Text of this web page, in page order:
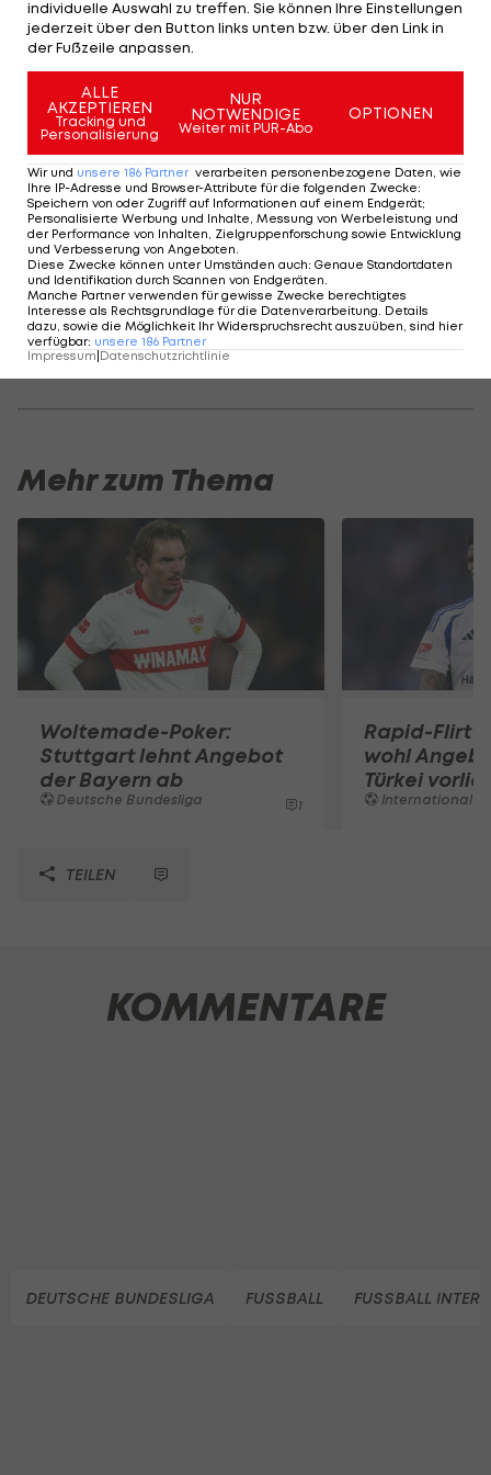
wurde zuletzt auch immer wieder mit dem FC
Bayern München in Verbindung gebracht, der
Franzose entschied sich jedoch für einen Wechsel
nach Leverkusen.
"Dass sich ein derart umworbener Jungprofi trotz
namhafter Konkurrenz für uns entschieden hat,
sagt eine Menge aus über Bayer 04 Leverkusen",
sagt Sport-Geschäftsführer Rudi Völler.
"Internationale Top-Talente wie Amine wissen,
dass sie hier Spielzeit bekommen und sich früh
auf höchstem Niveau bewähren und entwickeln
Mehr zum Thema
Woltemade-Poker:
Stuttgart lehnt Angebot
der Bayern ab
Deutsche Bundesliga 1
Rapid-Flirt
wohl
Türkei
International
TEILEN
KOMMENTARE
DEUTSCHE BUNDESLIGA FUSSBALL FUSSBALL
individuelle Auswahl zu treffen. Sie können Ihre Einstellungen
jederzeit über den Button links unten bzw. über den Link in
der Fußzeile anpassen.
ALLE
AKZEPTIEREN
Tracking und
Personalisierung
NUR
NOTWENDIGE
Weiter mit PUR-Abo
OPTIONEN
Wir und unsere 186 Partner verarbeiten personenbezogene Daten, wie
Ihre IP-Adresse und Browser-Attribute für die folgenden Zwecke:
Speichern von oder Zugriff auf Informationen auf einem Endgerät;
Personalisierte Werbung und Inhalte, Messung von Werbeleistung und
der Performance von Inhalten, Zielgruppenforschung sowie Entwicklung
und Verbesserung von Angeboten.
Diese Zwecke können unter Umständen auch: Genaue Standortdaten
und Identifikation durch Scannen von Endgeräten.
Manche Partner verwenden für gewisse Zwecke berechtigtes
Interesse als Rechtsgrundlage für die Datenverarbeitung. Details
dazu, sowie die Möglichkeit Ihr Widerspruchsrecht auszuüben, sind hier
verfügbar: unsere 186 Partner
Impressum Datenschutzrichtlinie